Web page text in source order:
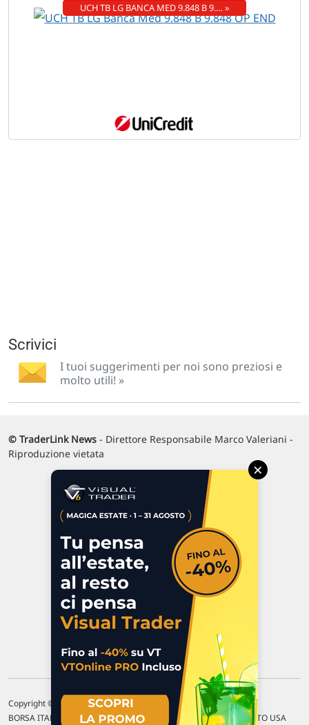
UCH TB LG BANCA MED 9.848 B 9.… »
Scrivici
I tuoi suggerimenti per noi sono preziosi e
molto utili! »
© TraderLink News - Direttore Responsabile Marco Valeriani -
Riproduzione vietata
47923 Rimini
P.IVA 02 452 460 401
Chi siamo
Commenti e segnalazioni
Contattaci
Copyright © 1996-2026 Traderlink Italia s.r.l.
BORSA ITALIANA Quotazioni di borsa differite di 15 min. / MERCATO USA
×